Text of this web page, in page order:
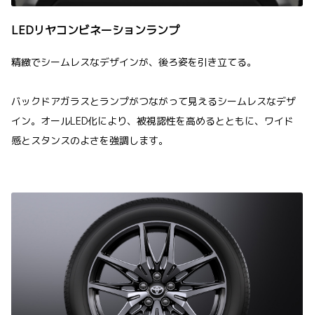
LEDリヤコンビネーションランプ
精緻でシームレスなデザインが、後ろ姿を引き立てる。
バックドアガラスとランプがつながって見えるシームレスなデザ
イン。オールLED化により、被視認性を高めるとともに、ワイド
感とスタンスのよさを強調します。